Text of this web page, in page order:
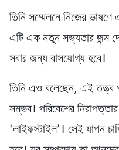
তিনি সম্মেলনে নিজের
এটি এক নতুন সভ্যতার জন্ম
সবার জন্য বাসযোগ্য হবে।
তিনি এও বলেছেন, এই তত্ত্ব
সম্ভব। পরিবেশের
‘লাইফস্টাইল’। সেই যাপন